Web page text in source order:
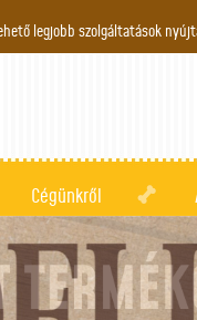
legjobb szolgáltatások
Cégünkről